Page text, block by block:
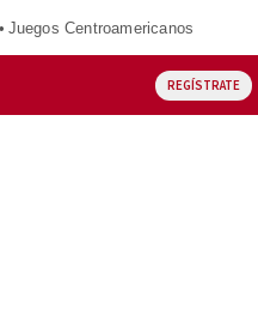
Juegos Centroamericanos
REGÍSTRATE